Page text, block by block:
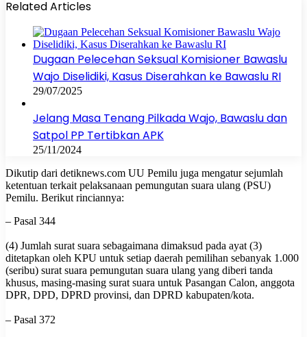
Related Articles
Dugaan Pelecehan Seksual Komisioner Bawaslu
Wajo Diselidiki, Kasus Diserahkan ke Bawaslu RI
29/07/2025
Jelang Masa Tenang Pilkada Wajo, Bawaslu dan
Satpol PP Tertibkan APK
25/11/2024
Dikutip dari detiknews.com UU Pemilu juga mengatur sejumlah
ketentuan terkait pelaksanaan pemungutan suara ulang (PSU)
Pemilu. Berikut rinciannya:
– Pasal 344
(4) Jumlah surat suara sebagaimana dimaksud pada ayat (3)
ditetapkan oleh KPU untuk setiap daerah pemilihan sebanyak 1.000
(seribu) surat suara pemungutan suara ulang yang diberi tanda
khusus, masing-masing surat suara untuk Pasangan Calon, anggota
DPR, DPD, DPRD provinsi, dan DPRD kabupaten/kota.
– Pasal 372